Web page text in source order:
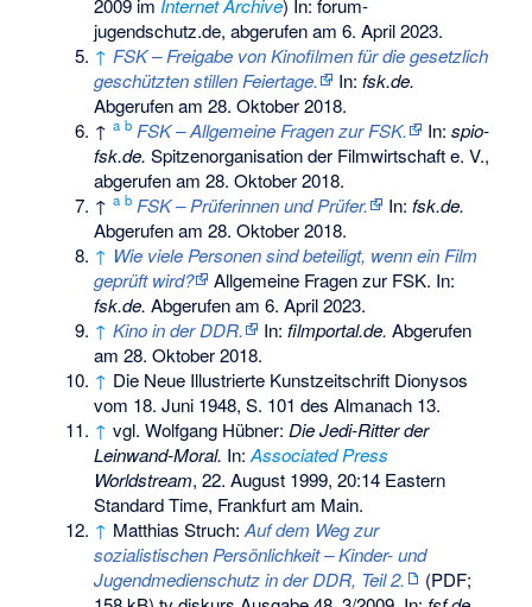
2009 im Internet Archive) In: forum-
jugendschutz.de, abgerufen am 6. April 2023.
↑ FSK – Freigabe von Kinofilmen für die gesetzlich
geschützten stillen Feiertage.
In:fsk.de.
Abgerufen am 28. Oktober 2018.
↑a b FSK – Allgemeine Fragen zur FSK. In:spio-
fsk.de. Spitzenorganisation der Filmwirtschaft e. V.,
abgerufen am 28. Oktober 2018.
↑a b FSK – Prüferinnen und Prüfer. In:fsk.de.
Abgerufen am 28. Oktober 2018.
↑ Wie viele Personen sind beteiligt, wenn ein Film
geprüft wird?
Allgemeine Fragen zur FSK. In:
fsk.de. Abgerufen am 6. April 2023.
↑ Kino in der DDR. In:filmportal.de. Abgerufen
am 28. Oktober 2018.
↑ Die Neue Illustrierte Kunstzeitschrift Dionysos
vom 18. Juni 1948, S. 101 des Almanach 13.
↑ vgl. Wolfgang Hübner:Die Jedi-Ritter der
Leinwand-Moral. In:Associated Press
Worldstream, 22. August 1999, 20:14 Eastern
Standard Time, Frankfurt am Main.
↑ Matthias Struch:Auf dem Weg zur
sozialistischen Persönlichkeit – Kinder- und
Jugendmedienschutz in der DDR, Teil 2.
(PDF;